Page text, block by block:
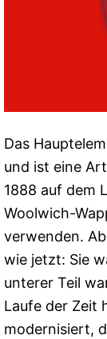
Das
und ist eine
1888 auf dem
Woolwich-
verwenden.
wie jetzt: Sie
unterer Teil
Laufe der Zeit
modernisiert,